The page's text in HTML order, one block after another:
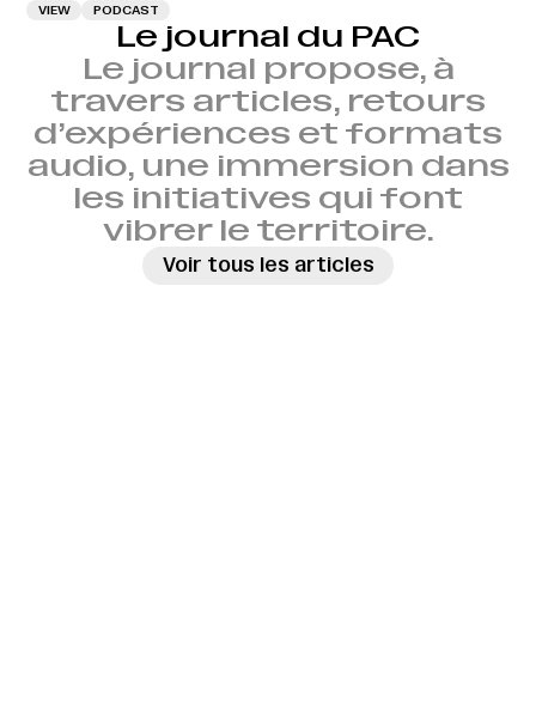
VIEW PODCAST
Le journal du PAC
Le journal propose, à
travers articles, retours
d’expériences et formats
audio, une immersion dans
les initiatives qui font
vibrer le territoire.
Voir tous les articles